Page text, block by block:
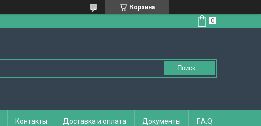
Корзина
Поиск...
Контакты Доставка и оплата Документы F.A.Q